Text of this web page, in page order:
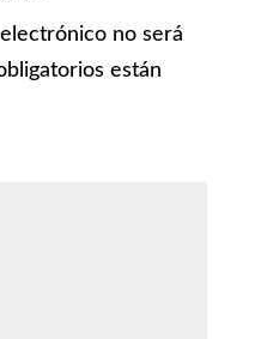
no será
están